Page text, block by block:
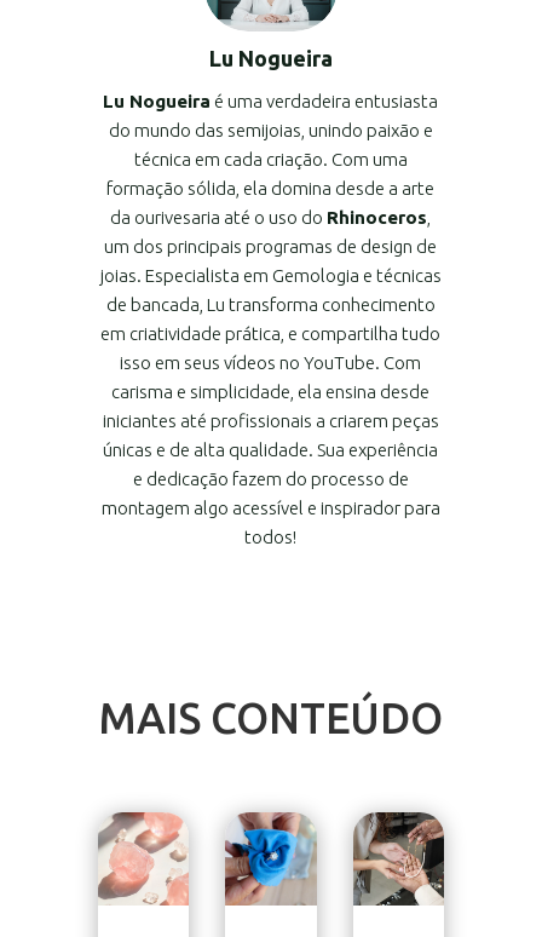
Lu Nogueira
Lu Nogueira é uma verdadeira entusiasta
do mundo das semijoias, unindo paixão e
técnica em cada criação. Com uma
formação sólida, ela domina desde a arte
da ourivesaria até o uso do Rhinoceros
um dos principais programas de design de
joias. Especialista em Gemologia e técnicas
de bancada, Lu transforma conhecimento
em criatividade prática, e compartilha tudo
isso em seus vídeos no YouTube. Com
carisma e simplicidade, ela ensina desde
iniciantes até profissionais a criarem peças
únicas e de alta qualidade. Sua experiência
e dedicação fazem do processo de
montagem algo acessível e inspirador para
todos!
MAIS CONTEÚDO